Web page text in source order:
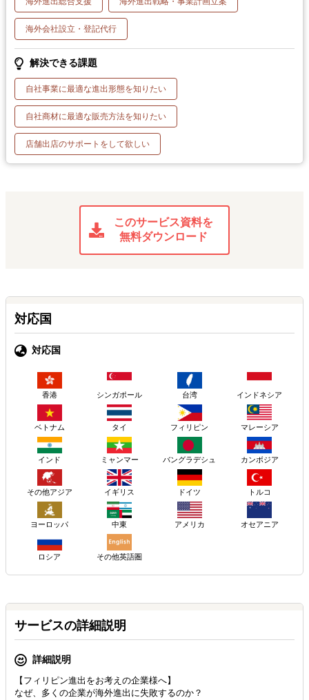
海外会社設立・登記代行
解決できる課題
自社事業に最適な進出形態を知りたい
自社商材に最適な販売方法を知りたい
店舗出店のサポートをして欲しい
このサービス資料を
無料ダウンロード
対応国
対応国
香港 シンガポール 台湾 インドネシア
ベトナム タイ フィリピン マレーシア
インド ミャンマー バングラデシュ カンボジア
その他アジア イギリス ドイツ トルコ
ヨーロッパ 中東 アメリカ オセアニア
ロシア その他英語圏
サービスの詳細説明
詳細説明
【フィリピン進出をお考えの企業様へ】
なぜ、多くの企業が海外進出に失敗するのか？